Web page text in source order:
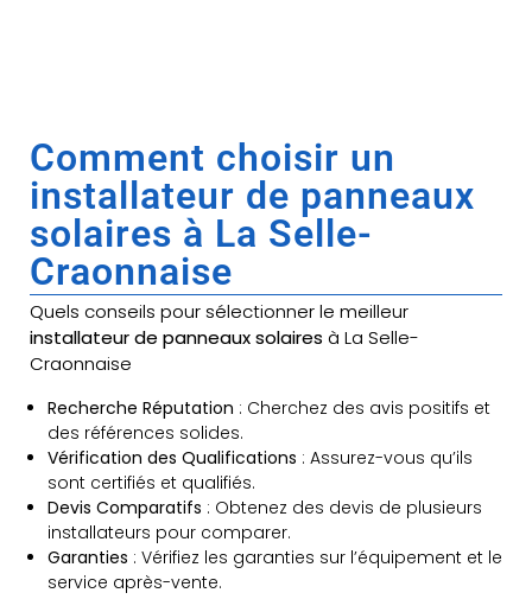
Comment choisir un
installateur de panneaux
solaires à La Selle-
Craonnaise
Quels conseils pour sélectionner le meilleur
installateur de panneaux solaires à La Selle-
Craonnaise
Recherche Réputation : Cherchez des avis positifs et
des références solides.
Vérification des Qualifications : Assurez-vous qu’ils
sont certifiés et qualifiés.
Devis Comparatifs : Obtenez des devis de plusieurs
installateurs pour comparer.
Garanties : Vérifiez les garanties sur l’équipement et le
service après-vente.